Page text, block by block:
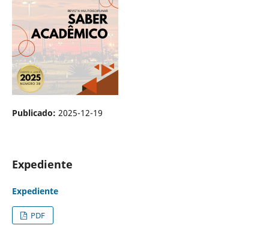
Publicado: 2025-12-19
Expediente
Expediente
PDF